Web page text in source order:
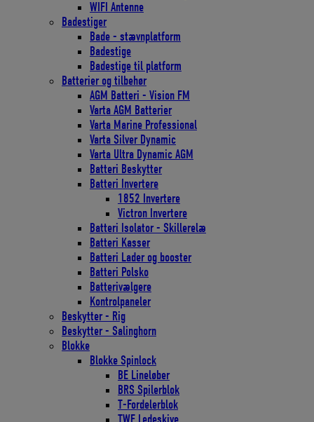
WIFI Antenne
Badestiger
Bade - stævnplatform
Badestige
Badestige til platform
Batterier og tilbehør
AGM Batteri - Vision FM
Varta AGM Batterier
Varta Marine Professional
Varta Silver Dynamic
Varta Ultra Dynamic AGM
Batteri Beskytter
Batteri Invertere
1852 Invertere
Victron Invertere
Batteri Isolator - Skillerelæ
Batteri Kasser
Batteri Lader og booster
Batteri Polsko
Batterivælgere
Kontrolpaneler
Beskytter - Rig
Beskytter - Salinghorn
Blokke
Blokke Spinlock
BE Lineløber
BRS Spilerblok
T-Fordelerblok